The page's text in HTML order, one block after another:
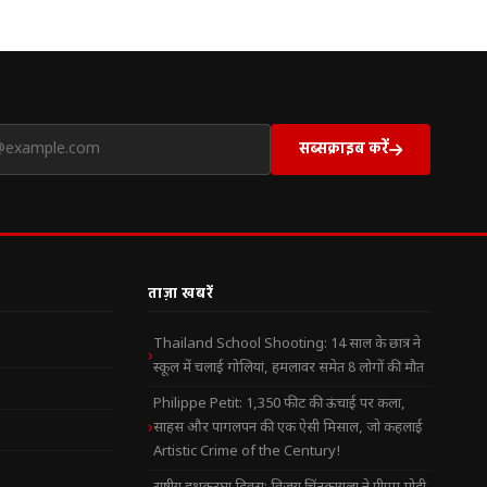
सब्सक्राइब करें
ताज़ा खबरें
Thailand School Shooting: 14 साल के छात्र ने
स्कूल में चलाई गोलियां, हमलावर समेत 8 लोगों की मौत
Philippe Petit: 1,350 फीट की ऊंचाई पर कला,
साहस और पागलपन की एक ऐसी मिसाल, जो कहलाई
Artistic Crime of the Century!